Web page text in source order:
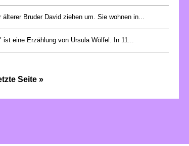
älterer Bruder David ziehen um. Sie wohnen in...
ist eine Erzählung von Ursula Wölfel. In 11...
Seite »